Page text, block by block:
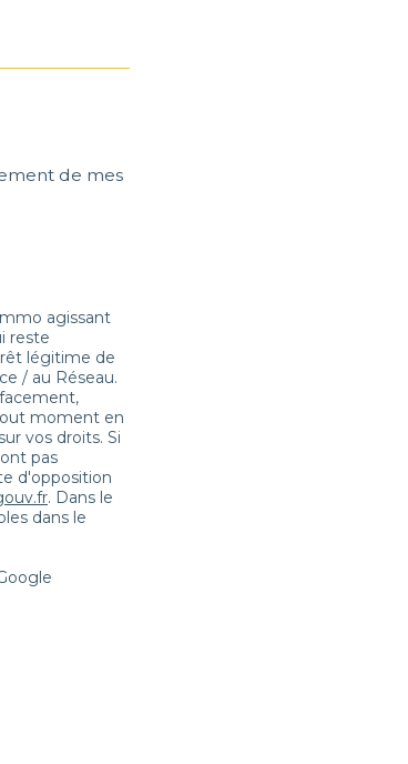
de mes
agissant
reste
légitime de
/ au Réseau.
moment en
vos droits. Si
pas
d'opposition
. Dans le
dans le